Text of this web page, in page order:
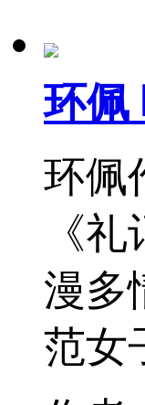
环佩
环佩
《
漫多
范女